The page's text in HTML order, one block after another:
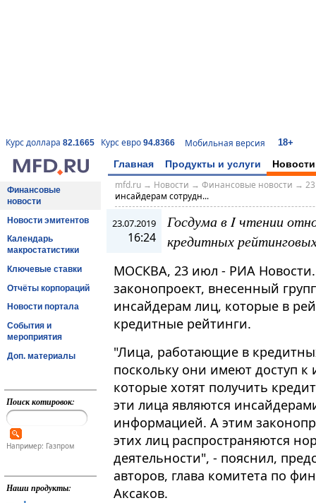
Курс доллара 82.1665 Курс евро 94.8366 Мобильная версия 18+
Главная Продукты и услуги Новости
Финансовые
новости
Новости эмитентов
Календарь
макростатистики
Ключевые ставки
Отчёты корпораций
Новости портала
События и
мероприятия
Доп. материалы
Поиск котировок:
Например: Газпром
Наши продукты:
mfd.ru→ Новости → Финансовые новости →
инсайдерам сотрудн...
23.07.2019
16:24
Госдума в I чтении
кредитных
МОСКВА, 23 июл - РИА
законопроект, внесенный
инсайдерам лиц, которые в
кредитные рейтинги.
"Лица, работающие в
поскольку они имеют доступ
которые хотят получить
эти лица являются
информацией​​​. А этим
этих лиц распространяются
деятельности", - пояснил,
авторов, глава комитета по
Аксаков.